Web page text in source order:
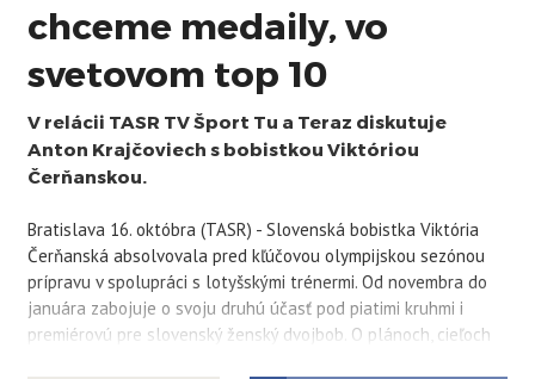
chceme medaily, vo
svetovom top 10
V relácii TASR TV Šport Tu a Teraz diskutuje
Anton Krajčoviech s bobistkou Viktóriou
Čerňanskou.
Bratislava 16. októbra (TASR) - Slovenská bobistka Viktória
Čerňanská absolvovala pred kľúčovou olympijskou sezónou
prípravu v spolupráci s lotyšskými trénermi. Od novembra do
januára zabojuje o svoju druhú účasť pod piatimi kruhmi i
premiérovú pre slovenský ženský dvojbob. O plánoch, cieľoch